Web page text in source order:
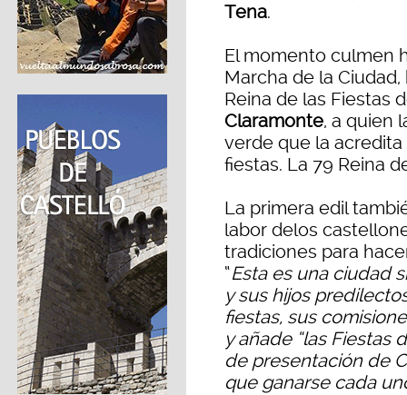
Tena.
El momento culmen
Marcha de la
Reina de las Fiestas
Claramonte, a quien
verde que la
fiestas. La 79 Reina
La primera edil
labor delos
tradiciones para
“Esta es una ciudad
y sus hijos
fiestas, sus
y añade “las Fiestas
de presentación de
que ganarse cada